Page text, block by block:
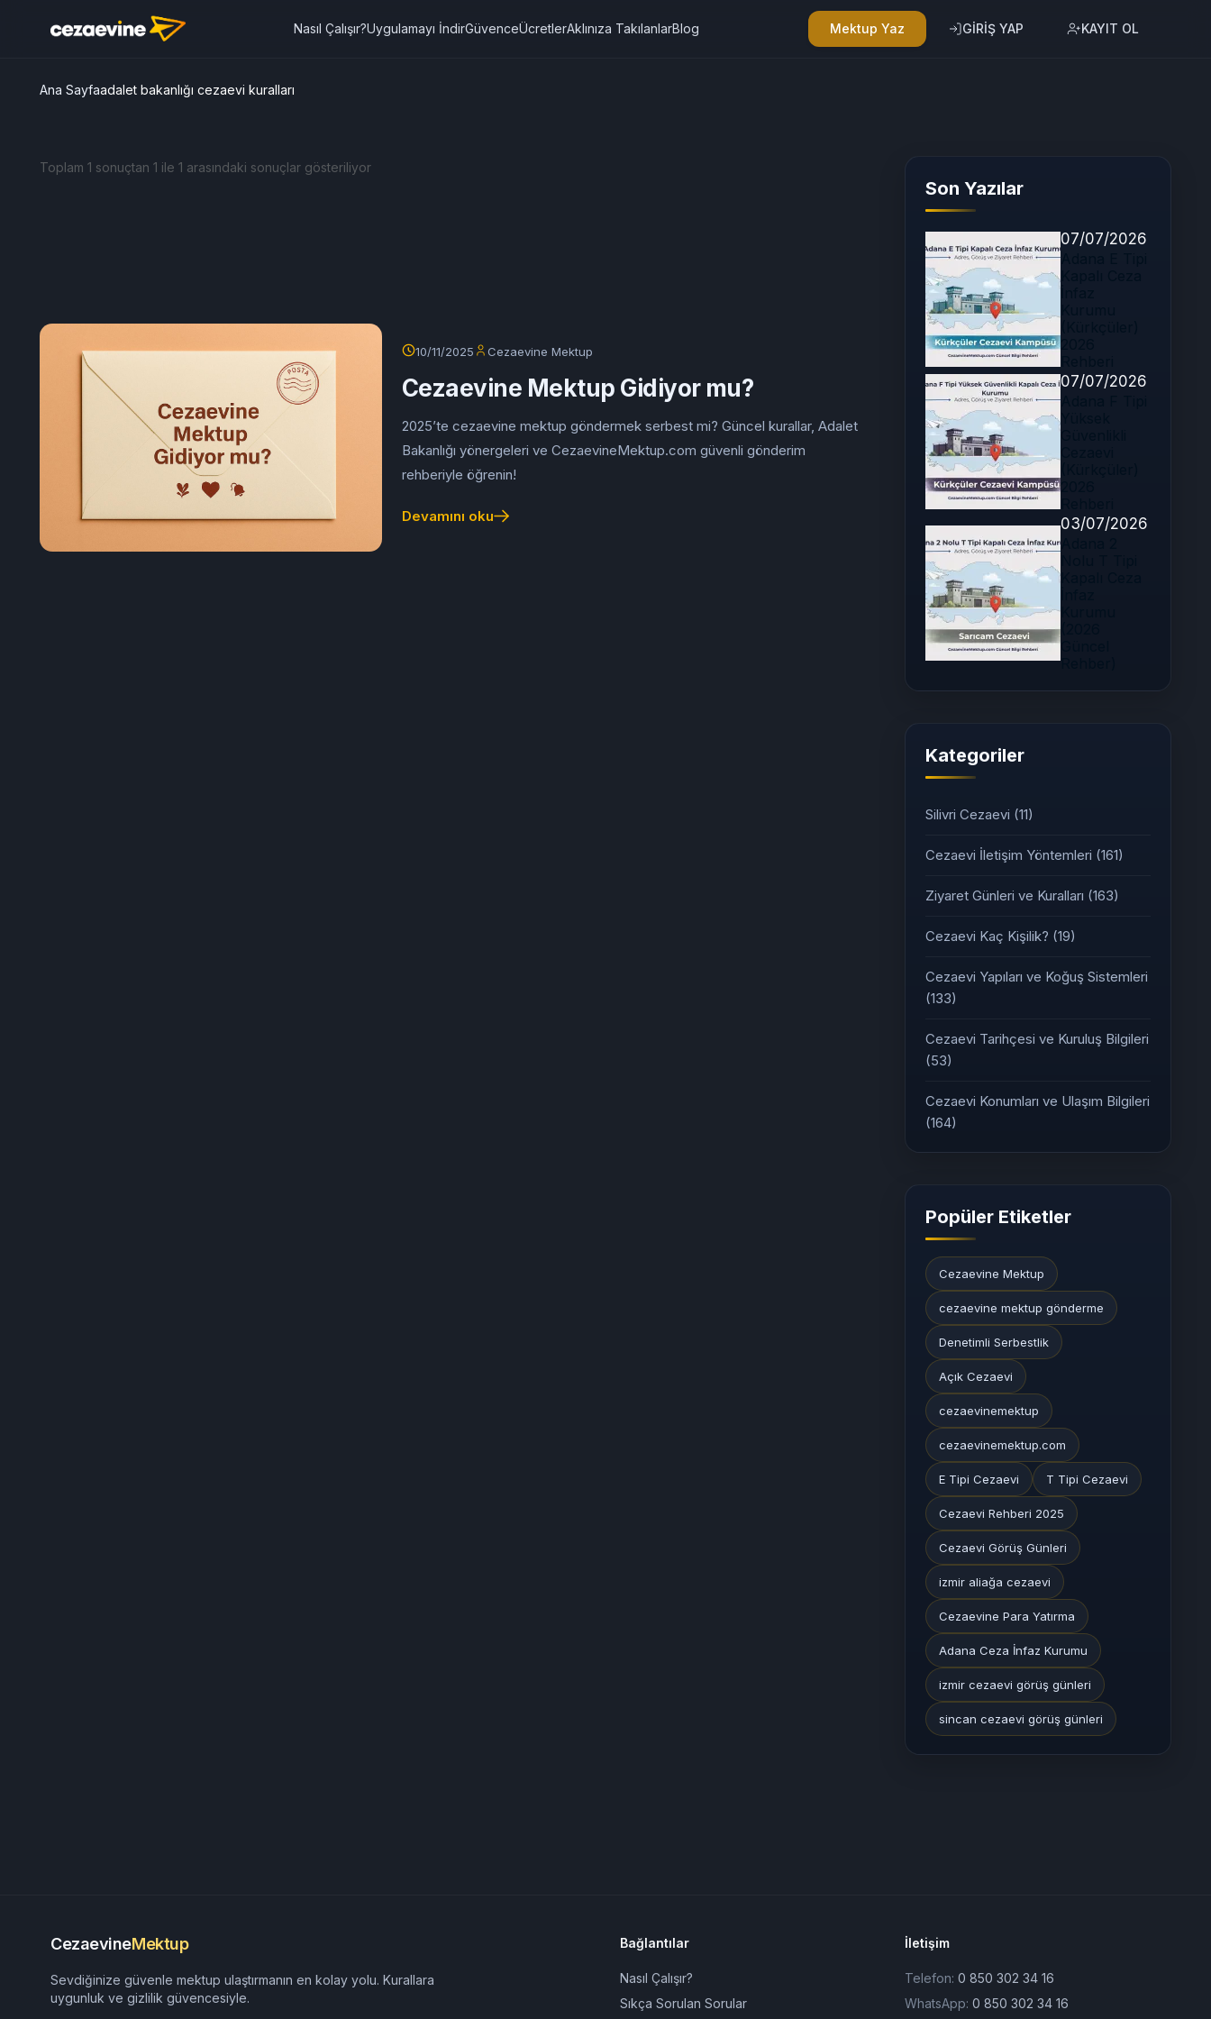
Nasıl Çalışır?Uygulamayı İndirGüvenceÜcretlerAklınıza TakılanlarBlog Mektup Yaz GİRİŞ YAP KAYIT OL
Ana Sayfaadalet bakanlığı cezaevi kuralları
Toplam 1 sonuçtan 1 ile 1 arasındaki sonuçlar gösteriliyor
10/11/2025 Cezaevine Mektup
Cezaevine Mektup Gidiyor mu?
2025’te cezaevine mektup göndermek serbest mi? Güncel kurallar, Adalet
Bakanlığı yönergeleri ve CezaevineMektup.com güvenli gönderim
rehberiyle öğrenin!
Devamını oku
Son Yazılar
07/07/2026
07/07/2026
03/07/2026
Kategoriler
Silivri Cezaevi (11)
Cezaevi İletişim Yöntemleri (161)
Ziyaret Günleri ve Kuralları (163)
Cezaevi Kaç Kişilik? (19)
Cezaevi Yapıları ve Koğuş Sistemleri
(133)
Cezaevi Tarihçesi ve Kuruluş Bilgileri
(53)
Cezaevi Konumları ve Ulaşım Bilgileri
(164)
Popüler Etiketler
Cezaevine Mektup
cezaevine mektup gönderme
Denetimli Serbestlik
Açık Cezaevi
cezaevinemektup
cezaevinemektup.com
E Tipi Cezaevi T Tipi Cezaevi
Cezaevi Rehberi 2025
Cezaevi Görüş Günleri
izmir aliağa cezaevi
Cezaevine Para Yatırma
Adana Ceza İnfaz Kurumu
izmir cezaevi görüş günleri
sincan cezaevi görüş günleri
CezaevineMektup
Sevdiğinize güvenle mektup ulaştırmanın en kolay yolu. Kurallara
uygunluk ve gizlilik güvencesiyle.
Bağlantılar
Nasıl Çalışır?
Sıkça Sorulan Sorular
İletişim
Telefon: 0 850 302 34 16
WhatsApp: 0 850 302 34 16